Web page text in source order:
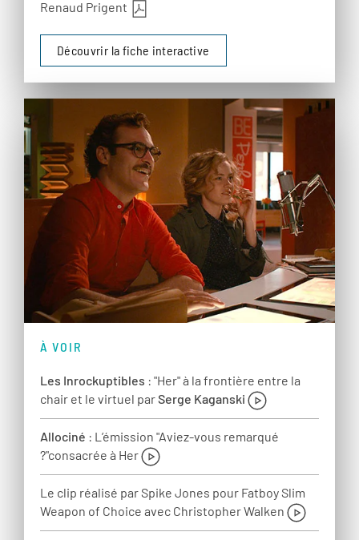
Renaud Prigent
Découvrir la fiche interactive
À VOIR
Les Inrockuptibles : "Her" à la frontière entre la
chair et le virtuel parSerge Kaganski
Allociné : L’émission "Aviez-vous remarqué
?"consacrée à Her
Le clip réalisé par Spike Jones pour Fatboy Slim
Weapon of Choice avec Christopher Walken